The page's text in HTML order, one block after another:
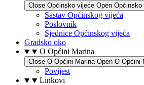
Close Općinsko vijeće Open Općinsko
Sastav Općinskog vijeća
Poslovnik
Sjednice Općinskog vijeća
Gradsko oko
O Općini Marina
Close O Općini Marina Open O Općini
Povijest
Linkovi